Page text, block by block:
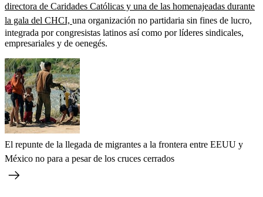
directora de Caridades Católicas y una de las homenajeadas durante
la gala del CHCI, una organización no partidaria sin fines de lucro,
integrada por congresistas latinos así como por líderes sindicales,
empresariales y de oenegés.
El repunte de la llegada de migrantes a la frontera entre EEUU y
México no para a pesar de los cruces cerrados